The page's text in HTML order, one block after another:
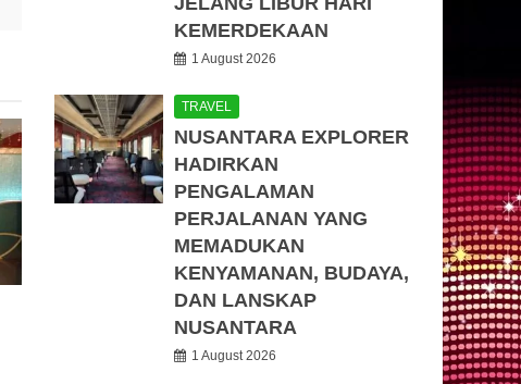
KEMERDEKAAN
1 August 2026
TRAVEL
NUSANTARA EXPLORER
HADIRKAN
PENGALAMAN
PERJALANAN YANG
MEMADUKAN
KENYAMANAN, BUDAYA,
DAN LANSKAP
NUSANTARA
1 August 2026